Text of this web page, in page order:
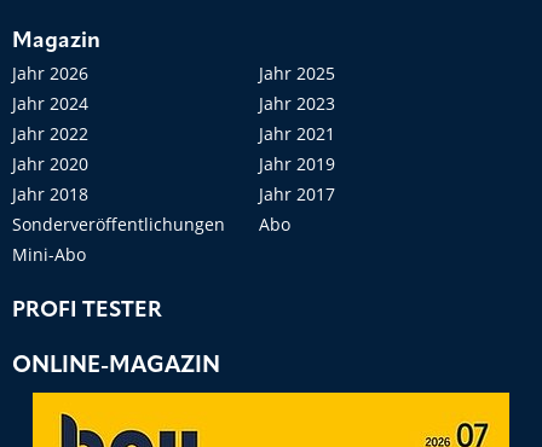
Magazin
Jahr 2026
Jahr 2025
Jahr 2024
Jahr 2023
Jahr 2022
Jahr 2021
Jahr 2020
Jahr 2019
Jahr 2018
Jahr 2017
Sonderveröffentlichungen
Abo
Mini-Abo
PROFI TESTER
ONLINE-MAGAZIN